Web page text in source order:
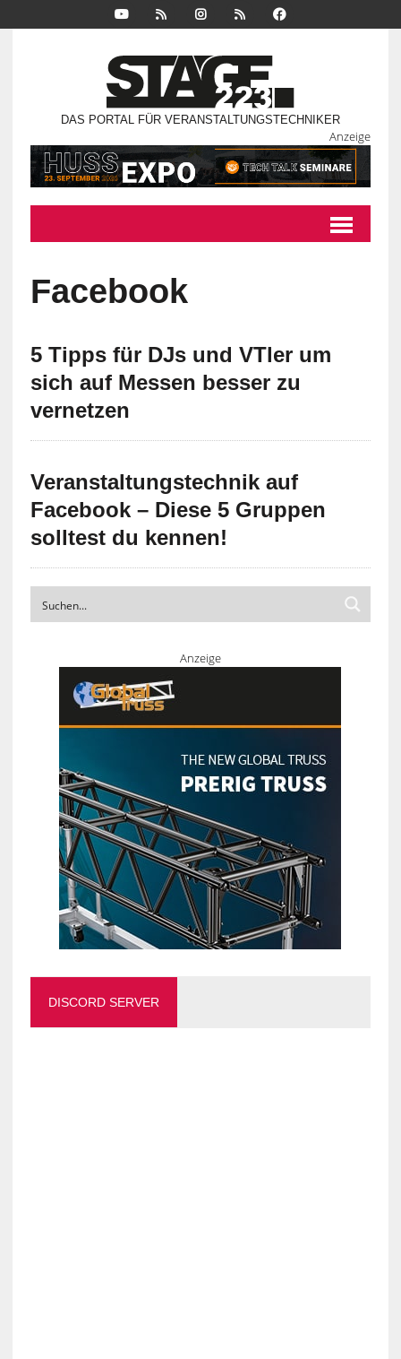
DAS PORTAL FÜR VERANSTALTUNGSTECHNIKER
Anzeige
Facebook
5 Tipps für DJs und VTler um
sich auf Messen besser zu
vernetzen
Veranstaltungstechnik auf
Facebook – Diese 5 Gruppen
solltest du kennen!
Anzeige
DISCORD SERVER